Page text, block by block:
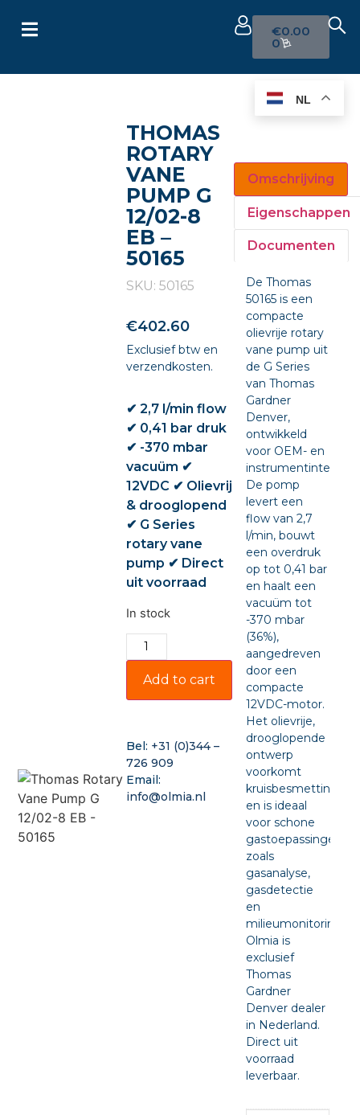
€0.00
0
THOMAS
ROTARY
VANE
PUMP G
12/02-8
EB –
50165
SKU: 50165
€402.60
Exclusief btw en
verzendkosten.
✔ 2,7 l/min flow
✔ 0,41 bar druk
✔ -370 mbar
vacuüm ✔
12VDC ✔ Olievrij
& drooglopend
✔ G Series
rotary vane
pump ✔ Direct
uit voorraad
In stock
Add to cart
Bel: +31 (0)344 –
726 909
Email:
info@olmia.nl
Omschrijving
Eigenschappen
Documenten
De Thomas
50165 is een
compacte
olievrije rotary
vane pump uit
de G Series
van Thomas
Gardner
Denver,
ontwikkeld
voor OEM- en
De pomp
levert een
flow van 2,7
l/min, bouwt
een overdruk
op tot 0,41 bar
en haalt een
vacuüm tot
-370 mbar
(36%),
aangedreven
door een
compacte
12VDC-motor.
Het olievrije,
drooglopende
ontwerp
voorkomt
kruisbesmetting
en is ideaal
voor schone
gastoepassingen
zoals
gasanalyse,
gasdetectie
en
milieumonitoring.
Olmia is
exclusief
Thomas
Gardner
Denver dealer
in Nederland.
Direct uit
voorraad
leverbaar.
NL